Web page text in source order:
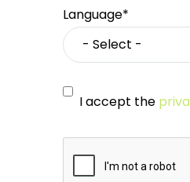
Language*
I accept the